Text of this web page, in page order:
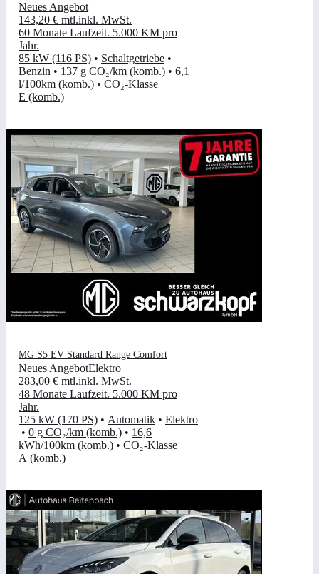
Neues Angebot
143,20 € mtl.inkl. MwSt.
60 Monate Laufzeit. 5.000 KM pro
Jahr.
85 kW (116 PS) • Schaltgetriebe •
Benzin • 137 g CO₂/km (komb.) • 6,1
l/100km (komb.) • CO₂-Klasse
E (komb.)
MG S5 EV Standard Range Comfort
Neues AngebotElektro
283,00 € mtl.inkl. MwSt.
48 Monate Laufzeit. 5.000 KM pro
Jahr.
125 kW (170 PS) • Automatik • Elektro
• 0 g CO₂/km (komb.) • 16,6
kWh/100km (komb.) • CO₂-Klasse
A (komb.)